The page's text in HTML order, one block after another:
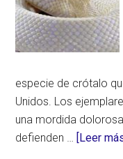
especie de crótalo
Unidos. Los
una mordida
defienden … [Leer